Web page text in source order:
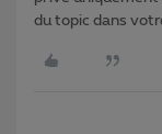
du topic dans